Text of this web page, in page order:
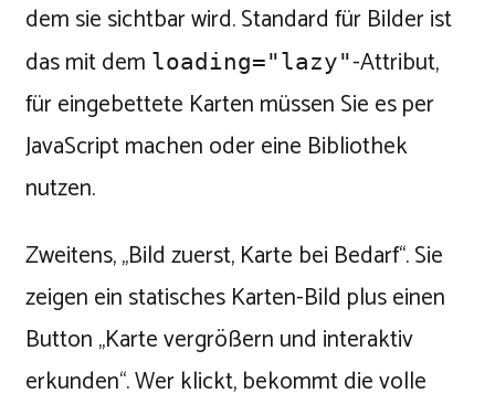
dem sie sichtbar wird. Standard für Bilder ist
das mit dem loading="lazy"-Attribut,
für eingebettete Karten müssen Sie es per
JavaScript machen oder eine Bibliothek
nutzen.
Zweitens, „Bild zuerst, Karte bei Bedarf“. Sie
zeigen ein statisches Karten-Bild plus einen
Button „Karte vergrößern und interaktiv
erkunden“. Wer klickt, bekommt die volle